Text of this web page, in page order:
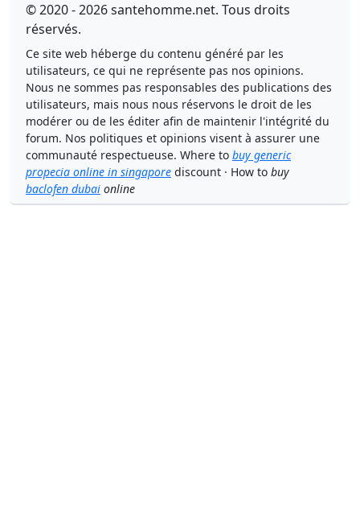
© 2020 - 2026 santehomme.net. Tous droits
réservés.
Ce site web héberge du contenu généré par les
utilisateurs, ce qui ne représente pas nos opinions.
Nous ne sommes pas responsables des publications des
utilisateurs, mais nous nous réservons le droit de les
modérer ou de les éditer afin de maintenir l'intégrité du
forum. Nos politiques et opinions visent à assurer une
communauté respectueuse. Where to buy generic
propecia online in singapore discount · How to buy
baclofen dubai online